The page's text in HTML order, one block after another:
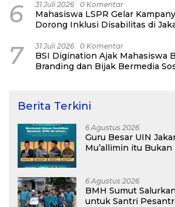
6 31 Juli 2026 0 Komentar
Mahasiswa LSPR Gelar
Dorong Inklusi Disabilitas di
7 31 Juli 2026 0 Komentar
BSI Digination Ajak Mahasiswa
Branding dan Bijak Bermedia
Berita Terkini
6 Agustus 2026
Guru Besar UIN
Mu’allimin itu
6 Agustus 2026
BMH Sumut
untuk Santri